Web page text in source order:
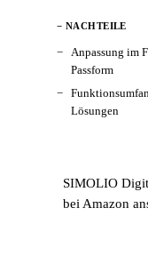
− NACHTEILE
Anpassung im
Passform
Lösungen
SIMOLIO
bei Amazon